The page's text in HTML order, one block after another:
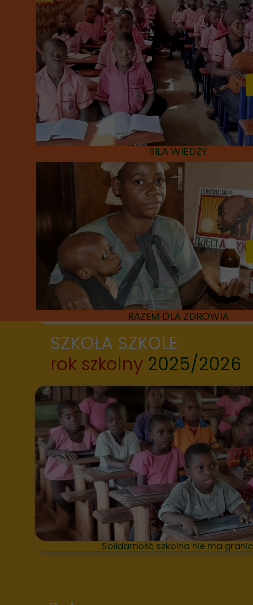
Solidarność szkolna nie ma granic
SIŁA WIEDZY
RAZEM DLA ZDROWIA
SZKOŁA SZKOLE
rok szkolny 2025/2026